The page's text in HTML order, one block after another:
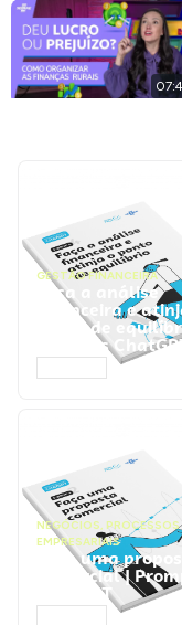
GESTÃO FINANCEIRA
Faça a análise
financeira e
ponto de
Prompts
NEGÓCIOS, PROCESSOS
EMPRESARIAIS
Faça uma
comercial |
ChatGPT